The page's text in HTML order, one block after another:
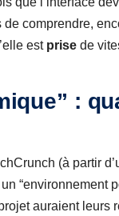
comprendre,
est prise de
:
(à partir
“environnement
auraient leurs